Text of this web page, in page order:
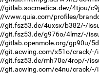
gitlab.socmedica.dev/4tjou/
www.quia.com/profiles/
git.fsz53.de/4uxsx/b382/-/
git.fsz53.de/g976o/4lmz/-/
gitlab.openmole.org/gp90u/
git.acwing.com/x51o/crack/-/
git.fsz53.de/mh70e/4rop/-/
git.acwing.com/e4nu/crack/-/